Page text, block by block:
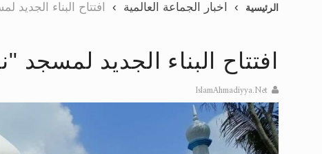
الحجّ.. دلالات، حِكم، وأهداف >> المزيد
تعميم هامّ لأفراد الجماعة >> المزيد
تعميم هامّ لأفراد الجماعة >> المزيد
إعلان هامّ بخصوص الرسائل المرسلة
للانتقال إلى كافة الردود على القمص
الرئيسية اخبار الجماعة العالمية افتتاح البناء
افتتاح البناء الجديد
IslamAhmadiyya.Net